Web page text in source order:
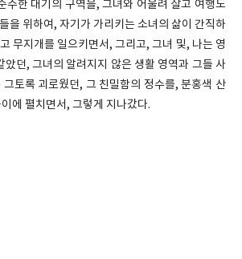
한 대기의 구역을, 그녀와 어울려 살고 여행도
을 위하여, 자기가 가리키는 소녀의 삶이 간직하
무지개를 일으키면서, 그리고, 그녀 및, 나는 영
았던, 그녀의 알려지지 않은 생활 영역과 그들 사
토록 괴로웠던, 그 친밀함의 정수를, 분홍색 산
에 펼치면서, 그렇게 지나갔다.